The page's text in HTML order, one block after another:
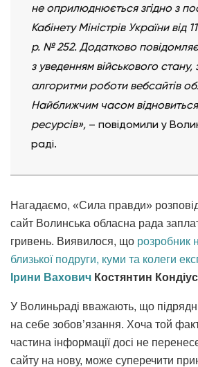
не оприлюднюється згідно з
Кабінету Міністрів України від
р. № 252. Додатково
з уведенням військового
алгоритми роботи вебсайтів
Найближчим часом
ресурсів», – повідомили у
раді.
Нагадаємо, «Сила правди»
сайт Волинська обласна рада
гривень. Виявилося, що розробник
близької подруги, куми та колеги
Ірини Вахович Костянтин
У Волиньраді вважають, що
на себе зобов’язання. Хоча той
частина інформації досі не
сайту на нову, може суперечити